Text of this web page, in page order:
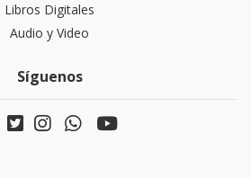
Libros Digitales
Audio y Video
Síguenos